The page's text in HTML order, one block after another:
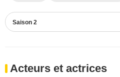
Saison 2
Acteurs et actrices